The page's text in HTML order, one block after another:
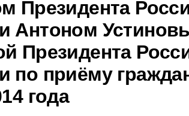
Президента
Антоном
Президента
по приёму
года